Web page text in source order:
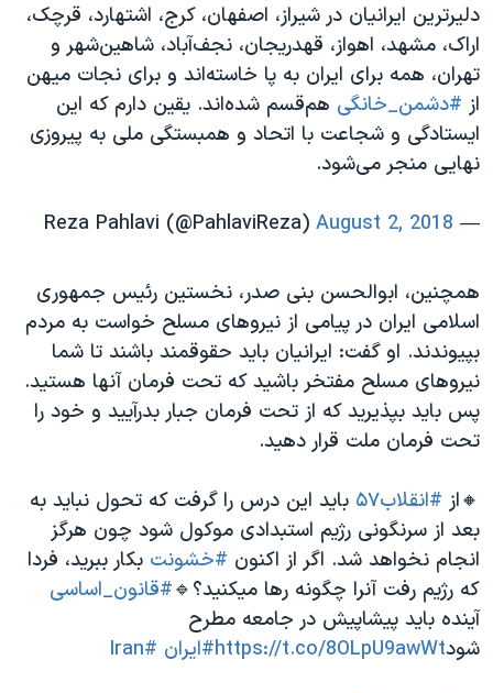
دليرترين ايرانيان در شيراز، اصفهان، کرج، اشتهارد، قرچک،
اراک، مشهد، اهواز، قهدریجان، نجف‌آباد، شاهین‌شهر و
تهران، همه برای ایران به پا خاسته‌اند و برای نجات میهن
از #دشمن_خانگی هم‌قسم شده‌اند. یقین دارم که این
ایستادگی و شجاعت با اتحاد و همبستگی ملی به پیروزی
نهایی منجر می‌شود.
— Reza Pahlavi (@PahlaviReza)
August 2, 2018
همچنین، ابوالحسن بنی صدر، نخستین رئیس جمهوری
اسلامی ایران در پیامی از نیروهای مسلح خواست به مردم
بپیوندند. او گفت: ایرانیان باید حقوقمند باشند تا شما
نیروهای مسلح مفتخر باشید که تحت فرمان آنها هستید.
پس باید بپذیرید که از تحت فرمان جبار بدرآیید و خود را
تحت فرمان ملت قرار دهید.
🔸از #انقلاب۵۷
باید این درس را گرفت که تحول نباید به
بعد از سرنگونی رژیم استبدادی موکول شود چون هرگز
انجام نخواهد شد. اگر از اکنون #خشونت بکار ببرید، فردا
که رژیم رفت آنرا چگونه رها میکنید؟🔹#قانون_اساسی
آینده باید پیشاپیش در جامعه مطرح
شودhttps://t.co/8OLpU9awWt#ایران #Iran